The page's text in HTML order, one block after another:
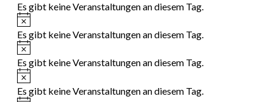
Es gibt keine Veranstaltungen an diesem Tag.
Hinweis
Es gibt keine Veranstaltungen an diesem Tag.
Hinweis
Es gibt keine Veranstaltungen an diesem Tag.
Hinweis
Es gibt keine Veranstaltungen an diesem Tag.